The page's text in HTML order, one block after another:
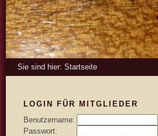
Sie sind hier: Startseite
LOGIN FÜR MITGLIEDER
Benutzername:
Passwort: